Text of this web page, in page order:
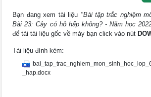
Bạn đang xem tài liệu "Bài tập trắc nghiệm
Bài 23: Cây có hô hấp không? - Năm học
để tải tài liệu gốc về máy bạn click vào nút
Tài liệu đính kèm:
_hap.docx